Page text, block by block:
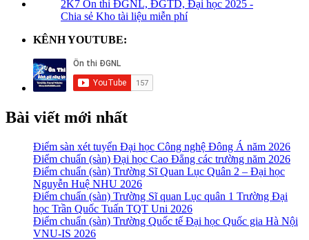
2K7 Ôn thi ĐGNL, ĐGTD, Đại học 2025 -
Chia sẻ Kho tài liệu miễn phí
KÊNH YOUTUBE:
Bài viết mới nhất
Điểm sàn xét tuyển Đại học Công nghệ Đông Á năm 2026
Điểm chuẩn (sàn) Đại học Cao Đẳng các trường năm 2026
Điểm chuẩn (sàn) Trường Sĩ Quan Lục Quân 2 – Đại học
Nguyễn Huệ NHU 2026
Điểm chuẩn (sàn) Trường Sĩ quan Lục quân 1 Trường Đại
học Trần Quốc Tuấn TQT Uni 2026
Điểm chuẩn (sàn) Trường Quốc tế Đại học Quốc gia Hà Nội
VNU-IS 2026